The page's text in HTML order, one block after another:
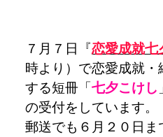
７月７日『恋愛成就七
時より）で恋愛成就
する短冊「七夕こけし
の受付をしています。
郵送でも６月２０日